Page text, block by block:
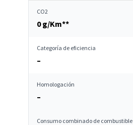
CO2
0 g/Km**
Categoría de eficiencia
–
Homologación
–
Consumo combinado de combustible